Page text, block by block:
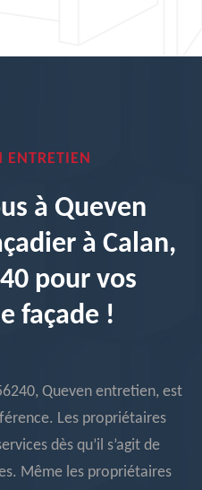
ENTRETIEN
à Queven
à Calan,
pour vos
façade !
Queven entretien, est
Les propriétaires
dès qu’il s’agit de
Même les propriétaires